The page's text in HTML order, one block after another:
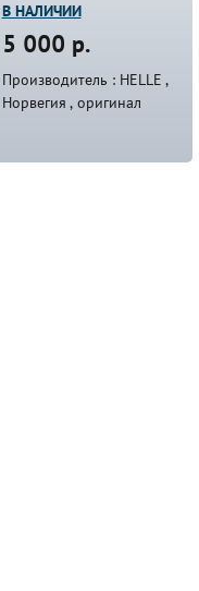
В НАЛИЧИИ
5 000 р.
Производитель : HELLE ,
Норвегия , оригинал